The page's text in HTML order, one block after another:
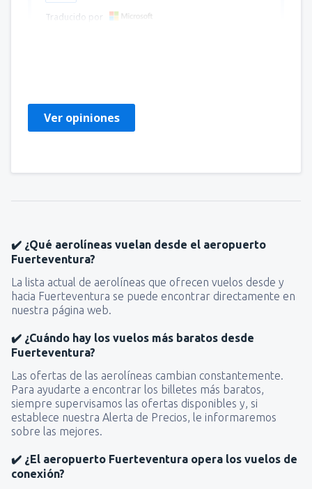
Traducido por
Ver opiniones
✔️ ¿Qué aerolíneas vuelan desde el aeropuerto
Fuerteventura?
La lista actual de aerolíneas que ofrecen vuelos desde y
hacia Fuerteventura se puede encontrar directamente en
nuestra página web.
✔️ ¿Cuándo hay los vuelos más baratos desde
Fuerteventura?
Las ofertas de las aerolíneas cambian constantemente.
Para ayudarte a encontrar los billetes más baratos,
siempre supervisamos las ofertas disponibles y, si
establece nuestra Alerta de Precios, le informaremos
sobre las mejores.
✔️ ¿El aeropuerto Fuerteventura opera los vuelos de
conexión?